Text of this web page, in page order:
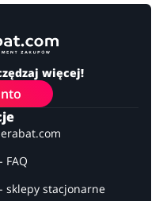
więcej!
FAQ
sklepy stacjonarne